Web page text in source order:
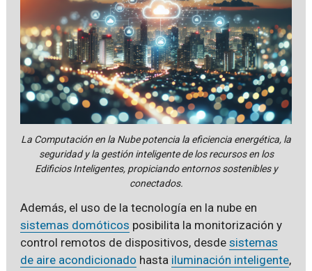
La Computación en la Nube potencia la eficiencia energética, la
seguridad y la gestión inteligente de los recursos en los
Edificios Inteligentes, propiciando entornos sostenibles y
conectados.
Además, el uso de la tecnología en la nube en
sistemas domóticos posibilita la monitorización y
control remotos de dispositivos, desde sistemas
de aire acondicionado hasta iluminación inteligente,